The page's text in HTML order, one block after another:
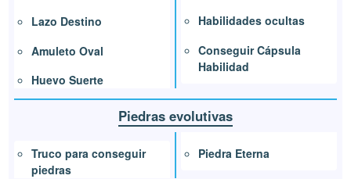
Lazo Destino
Amuleto Oval
Huevo Suerte
Habilidades ocultas
Conseguir Cápsula
Habilidad
Piedras evolutivas
Truco para conseguir
piedras
Piedra Eterna